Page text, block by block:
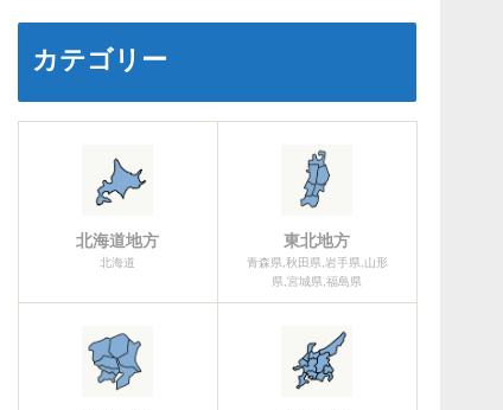
カテゴリー
北海道地方
北海道
東北地方
青森県,秋田県,岩手県,山形
県,宮城県,福島県